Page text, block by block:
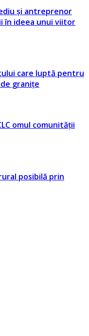
și antreprenor
în ideea unui viitor
care luptă pentru
granițe
omul comunității
posibilă prin